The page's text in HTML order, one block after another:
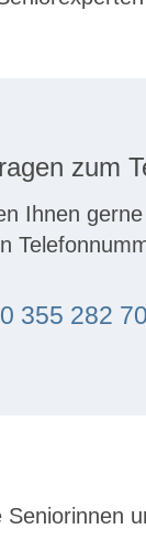
zum
Ihnen
355 282 70